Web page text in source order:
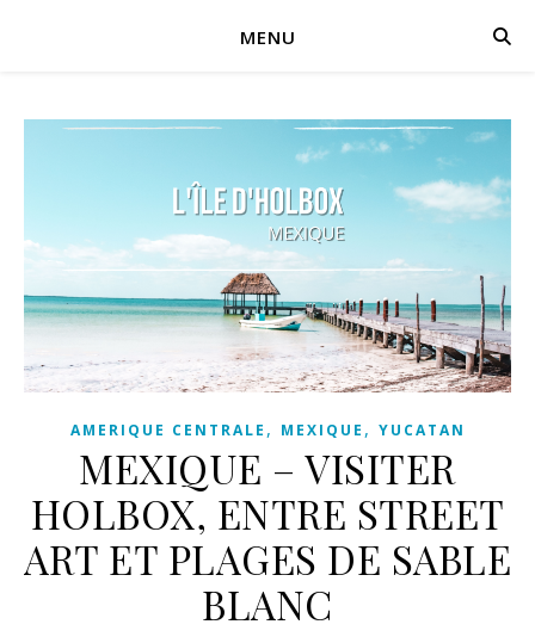
MENU
AMERIQUE CENTRALE , MEXIQUE , YUCATAN
MEXIQUE – VISITER
HOLBOX, ENTRE STREET
ART ET PLAGES DE SABLE
BLANC